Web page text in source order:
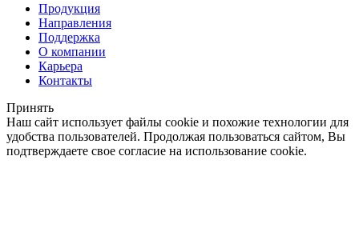
Продукция
Направления
Поддержка
О компании
Карьера
Контакты
Принять
Наш сайт использует файлы cookie и похожие технологии для
удобства пользователей. Продолжая пользоваться сайтом, Вы
подтверждаете свое согласие на использование cookie.